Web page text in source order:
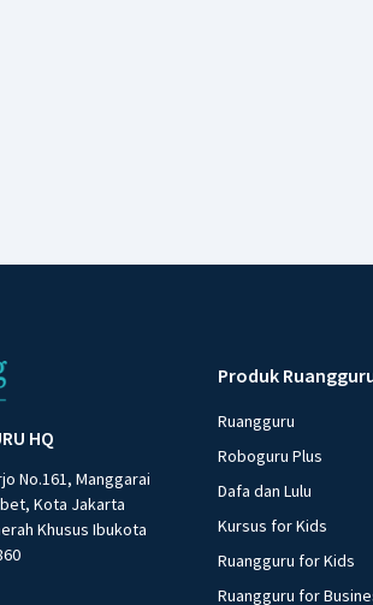
HQ
No.161, Manggarai
Kota Jakarta
Khusus Ibukota
Produk
Ruangguru
Roboguru Plus
Dafa dan Lulu
Kursus for Kids
Ruangguru for Kids
Ruangguru for